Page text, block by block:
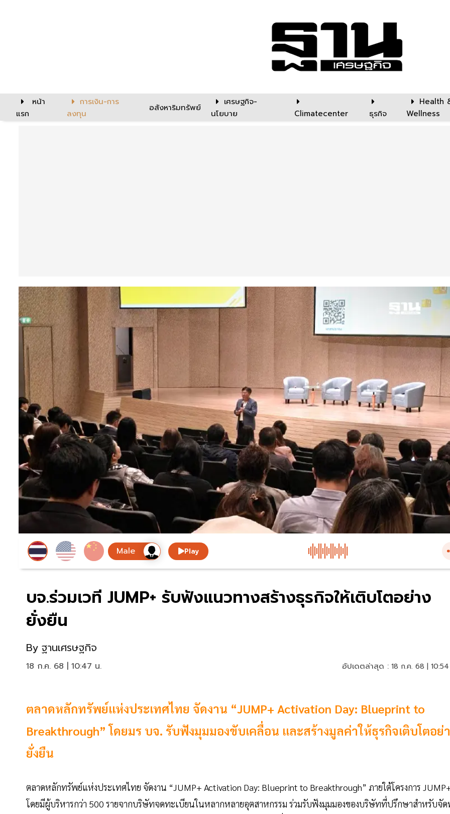
หน้า
แรก
การเงิน-การ
ลงทุน
อสังหาริมทรัพย์
เศรษฐกิจ-
นโยบาย
Climatecenter ธุรกิจ
Health
Wellness
Play
บจ.ร่วมเวที JUMP+ รับฟังแนวทางสร้างธุรกิจให้เติบโตอย่าง
ยั่งยืน
By ฐานเศรษฐกิจ
18 ก.ค. 68 | 10:47 น. อัปเดตล่าสุด : 18 ก.ค. 68 |
ตลาดหลักทรัพย์แห่งประเทศไทย จัดงาน “JUMP+ Activation Day: Blueprint to
Breakthrough” โดยมร บจ. รับฟังมุมมองขับเคลื่อน และสร้างมูลค่าให้ธุรกิจเติบโตอย่
ยั่งยืน
ตลาดหลักทรัพย์แห่งประเทศไทย จัดงาน “JUMP+ Activation Day: Blueprint to Breakthrough” ภายใต้โครงการ
โดยมีผู้บริหารกว่า 500 รายจากบริษัทจดทะเบียนในหลากหลายอุตสาหกรรม ร่วมรับฟังมุมมองของบริษัทที่ปรึกษาสำหรับจัด